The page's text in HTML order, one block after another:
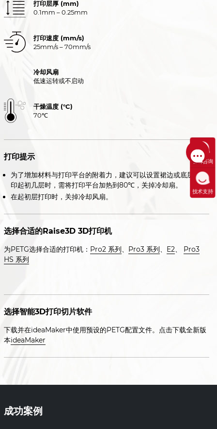
打印层厚 (mm)
0.1mm – 0.25mm
打印速度 (mm/s)
25mm/s – 70mm/s
冷却风扇
低速运转或不启动
干燥温度 (°C)
70℃
打印提示
为了增加材料与打印平台的附着力，建议可以设置裙边或底层。打
印起初几层时，需将打印平台加热到80℃，关掉冷却扇。
在起初层打印时，关掉冷却风扇。
选择合适的Raise3D 3D打印机
为PETG选择合适的打印机： Pro2 系列 、 Pro3 系列 、 E2、
Pro3
HS 系列
选择智能3D打印切片软件
下载并在ideaMaker中使用预设的PETG配置文件。点击下载全新版
本ideaMaker
成功案例
售前咨询
技术支持